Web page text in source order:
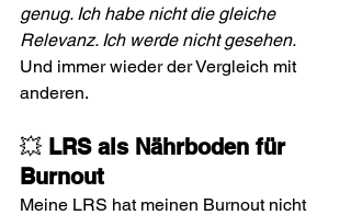
genug. Ich habe nicht die gleiche
Relevanz. Ich werde nicht gesehen.
Und immer wieder der Vergleich mit
anderen.
💥 LRS als Nährboden für
Burnout
Meine LRS hat meinen Burnout nicht